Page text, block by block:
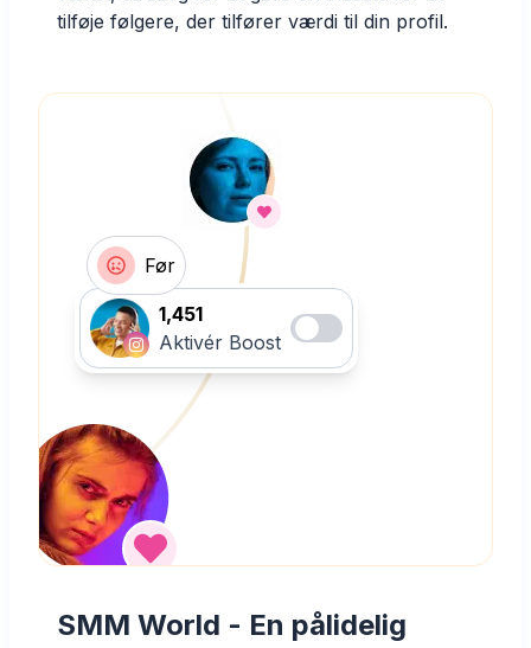
tilføje følgere, der tilfører værdi til din profil.
Før
1,451
Aktivér Boost
SMM World - En pålidelig